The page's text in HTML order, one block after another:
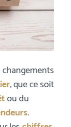
, que ce soit
ou du
.